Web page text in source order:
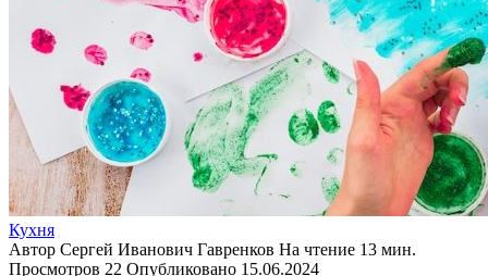
Кухня
Автор Сергей Иванович Гавренков На чтение 13 мин.
Просмотров 22 Опубликовано 15.06.2024